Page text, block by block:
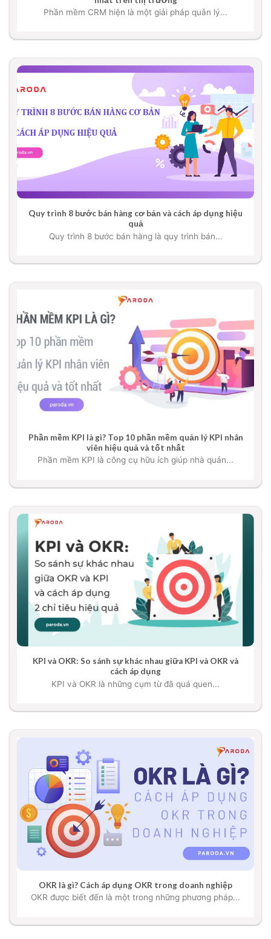
Phần mềm CRM hiện là một giải pháp quản lý...
Quy trình 8 bước bán hàng cơ bản và cách áp dụng hiệu
quả
Quy trình 8 bước bán hàng là quy trình bán...
Phần mềm KPI là gì? Top 10 phần mềm quản lý KPI nhân
viên hiệu quả và tốt nhất
Phần mềm KPI là công cụ hữu ích giúp nhà quản...
KPI và OKR: So sánh sự khác nhau giữa KPI và OKR và
cách áp dụng
KPI và OKR là những cụm từ đã quá quen...
OKR là gì? Cách áp dụng OKR trong doanh nghiệp
OKR được biết đến là một trong những phương pháp...